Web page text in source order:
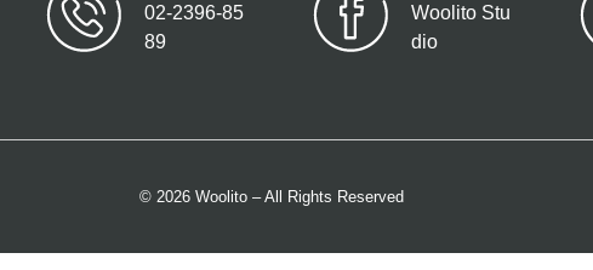
02-2396-85
89
Woolito Stu
dio
© 2026 Woolito – All Rights Reserved